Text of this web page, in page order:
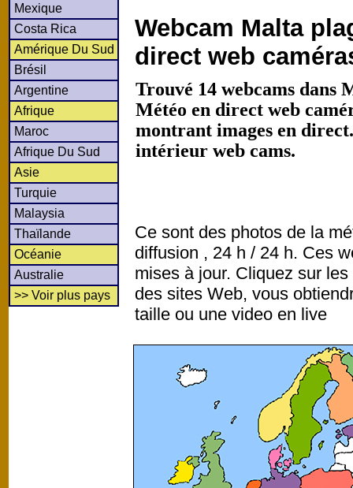
Mexique
Costa Rica
Amérique Du Sud
Brésil
Argentine
Afrique
Maroc
Afrique Du Sud
Asie
Turquie
Malaysia
Thaïlande
Océanie
Australie
>> Voir plus pays
Webcam Malta
direct web
Trouvé 14 webcams dans
Météo en direct web
montrant images en
intérieur web cams.
Ce sont des photos de la
diffusion , 24 h / 24 h. Ces
mises à jour. Cliquez sur
des sites Web, vous
taille ou une video en live